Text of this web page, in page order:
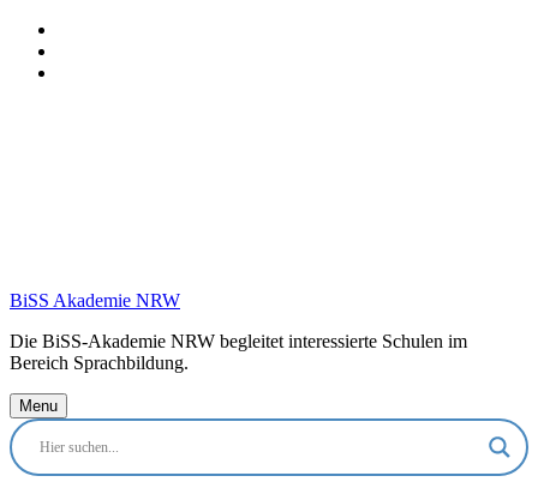
BiSS Akademie NRW
Die BiSS-Akademie NRW begleitet interessierte Schulen im
Bereich Sprachbildung.
Menu